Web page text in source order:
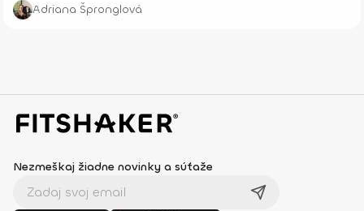
Adriana Špronglová
Nezmeškaj žiadne novinky a súťaže